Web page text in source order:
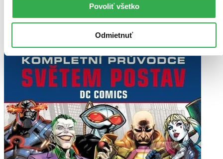
Povoliť všetko
Odmietnuť